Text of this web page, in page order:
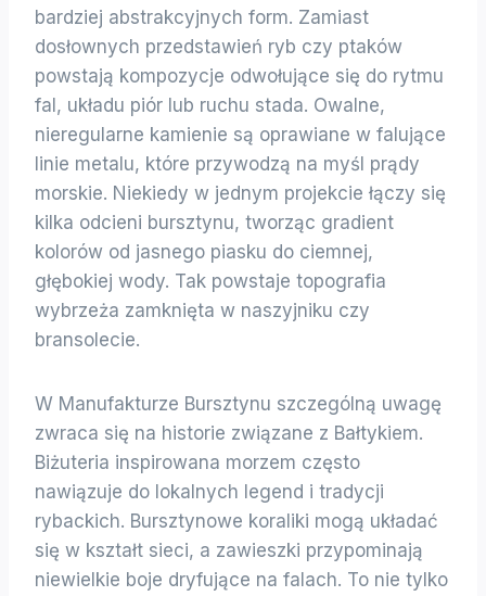
bardziej abstrakcyjnych form. Zamiast
dosłownych przedstawień ryb czy ptaków
powstają kompozycje odwołujące się do rytmu
fal, układu piór lub ruchu stada. Owalne,
nieregularne kamienie są oprawiane w falujące
linie metalu, które przywodzą na myśl prądy
morskie. Niekiedy w jednym projekcie łączy się
kilka odcieni bursztynu, tworząc gradient
kolorów od jasnego piasku do ciemnej,
głębokiej wody. Tak powstaje topografia
wybrzeża zamknięta w naszyjniku czy
bransolecie.
W Manufakturze Bursztynu szczególną uwagę
zwraca się na historie związane z Bałtykiem.
Biżuteria inspirowana morzem często
nawiązuje do lokalnych legend i tradycji
rybackich. Bursztynowe koraliki mogą układać
się w kształt sieci, a zawieszki przypominają
niewielkie boje dryfujące na falach. To nie tylko